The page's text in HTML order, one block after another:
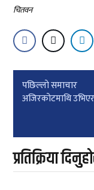
चितवन
Post
navigation
पछिल्लाे समाचार
अजिरकोटमाथि उभिएर
प्रतिक्रिया